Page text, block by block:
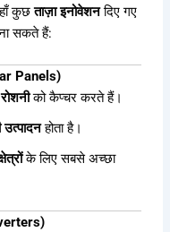
कुछताज़ा इनोवेशनदिए गए
सकते हैं:
Panels)
को कैप्चर करते हैं।
होता है।
के लिए सबसे अच्छा